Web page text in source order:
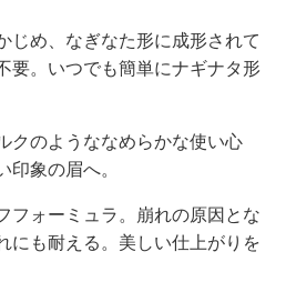
じめ、なぎなた形に成形されて
要。いつでも簡単にナギナタ形
クのようななめらかな使い心
象の眉へ。
フォーミュラ。崩れの原因とな
にも耐える。美しい仕上がりを